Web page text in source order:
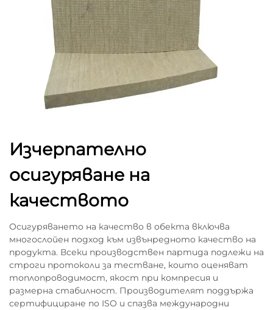
Изчерпателно
осигуряване на
качеството
Осигуряването на качество в обекта включва
многослойен подход към извънредното качество на
продукта. Всеки производствен партида подлежи на
строги протоколи за тестване, които оценяват
топлопроводимост, якост при компресия и
размерна стабилност. Производителят поддържа
сертифициране по ISO и спазва международни